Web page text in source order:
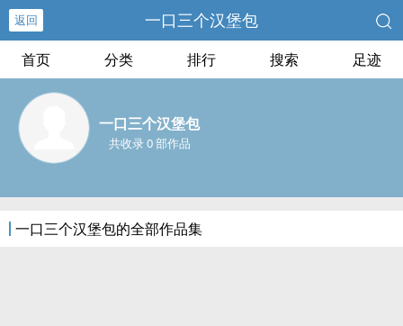
返回 一口三个汉堡包
首页 分类 排行 搜索 足迹
一口三个汉堡包
共收录 0 部作品
一口三个汉堡包的全部作品集